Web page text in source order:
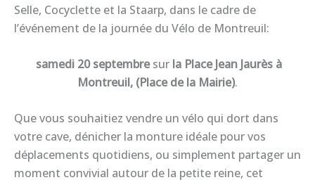
Selle, Cocyclette et la Staarp, dans le cadre de
l’événement de la journée du Vélo de Montreuil:
samedi 20 septembresur la Place Jean Jaurès à
Montreuil, (Place de la Mairie).
Que vous souhaitiez vendre un vélo qui dort dans
votre cave, dénicher la monture idéale pour vos
déplacements quotidiens, ou simplement partager un
moment convivial autour de la petite reine, cet